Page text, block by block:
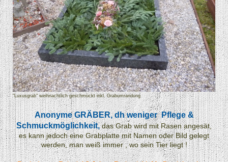
"Luxusgrab" weihnachtlich geschmückt inkl. Grabumrandung
Anonyme GRÄBER, dh weniger Pflege &
Schmuckmöglichkeit,das Grab wird mit Rasen angesät,
es kann jedoch eine Grabplatte mit Namen oder Bild gelegt
werden, man weiß immer , wo sein Tier liegt !